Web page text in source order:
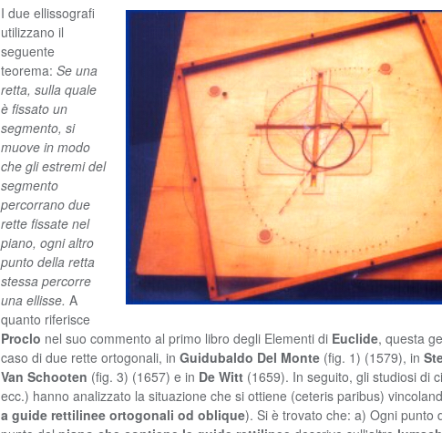
I due ellissografi
utilizzano il
seguente
teorema: Se una
retta, sulla quale
è fissato un
segmento, si
muove in modo
che gli estremi del
segmento
percorrano due
rette fissate nel
piano, ogni altro
punto della retta
stessa percorre
una ellisse. A
quanto riferisce
Proclo nel suo commento al primo libro degli Elementi di Euclide, questa
caso di due rette ortogonali, in Guidubaldo Del Monte (fig. 1) (1579), in
Van Schooten (fig. 3) (1657) e in De Witt (1659). In seguito, gli studiosi di
ecc.) hanno analizzato la situazione che si ottiene (ceteris paribus)
a guide rettilinee ortogonali od oblique). Si è trovato che: a) Ogni punto